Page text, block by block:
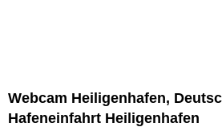
Webcam Heiligenhafen,
Hafeneinfahrt Heiligenhafen